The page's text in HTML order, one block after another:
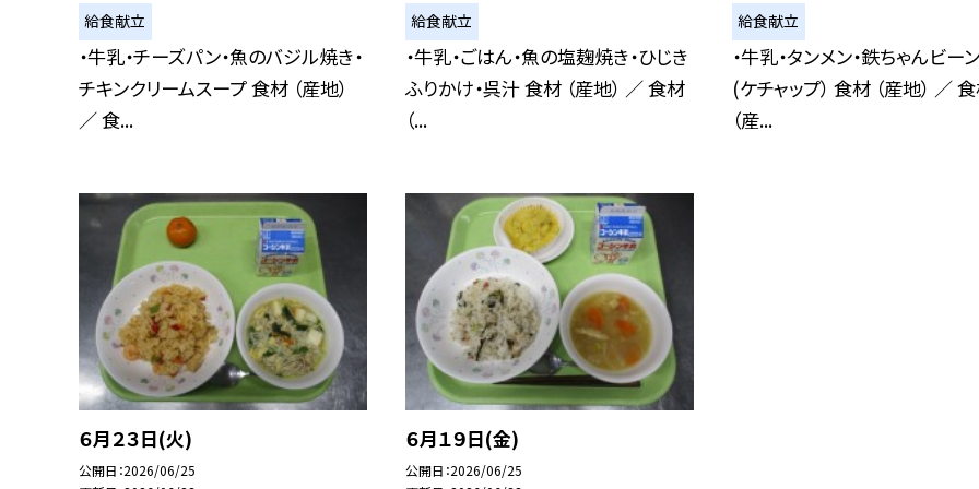
給食献立
・牛乳・チーズパン・魚のバジル焼き・
チキンクリームスープ 食材 （産地）
／ 食...
給食献立
・牛乳・ごはん・魚の塩麹焼き・ひじき
ふりかけ・呉汁 食材 （産地） ／ 食材
（...
給食献立
・牛乳・タンメン・鉄ちゃんビー
(ケチャップ） 食材 （産地） ／
（産...
６月２３日(火)
公開日 2026/06/25
６月１９日(金)
公開日 2026/06/25